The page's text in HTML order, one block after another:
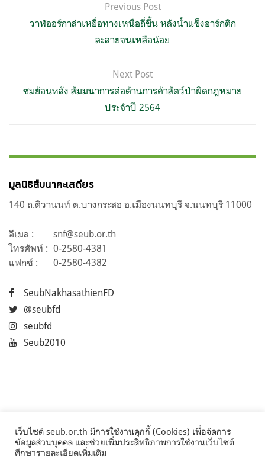
เรื่อง
Previous Post
วาฬออร์กาล่าเหยื่อทางเหนือถี่ขึ้น หลังน้ำแข็งอาร์กติก
ละลายจนเหลือน้อย
Next Post
ชมย้อนหลัง สัมมนาการต่อต้านการค้าสัตว์ป่าผิดกฎหมาย
ประจำปี 2564
มูลนิธิสืบนาคะเสถียร
140 ถ.ติวานนท์ ต.บางกระสอ อ.เมืองนนทบุรี จ.นนทบุรี 11000
อีเมล :
snf@seub.or.th
โทรศัพท์ : 0-2580-4381
แฟกซ์ :
0-2580-4382
SeubNakhasathienFD
@seubfd
seubfd
Seub2010
เว็บไซต์ seub.or.th มีการใช้งานคุกกี้ (Cookies) เพื่อจัดการ
ข้อมูลส่วนบุคคล และช่วยเพิ่มประสิทธิภาพการใช้งานเว็บไซต์
ศึกษารายละเอียดเพิ่มเติม